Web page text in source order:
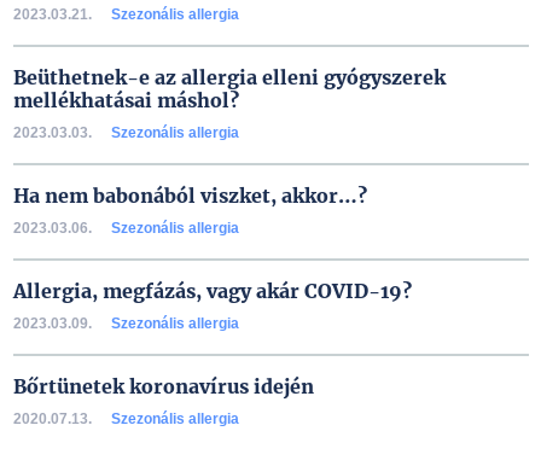
2023.03.21. Szezonális allergia
Beüthetnek-e az allergia elleni gyógyszerek
mellékhatásai máshol?
2023.03.03. Szezonális allergia
Ha nem babonából viszket, akkor…?
2023.03.06. Szezonális allergia
Allergia, megfázás, vagy akár COVID-19?
2023.03.09. Szezonális allergia
Bőrtünetek koronavírus idején
2020.07.13. Szezonális allergia